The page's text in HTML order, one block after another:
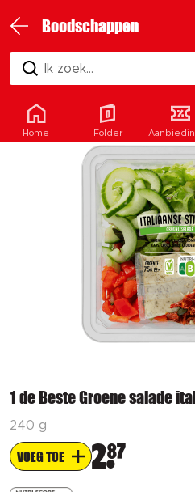
Boodschappen
Ik zoek...
1 de Beste Groene salade
240 g
VOEG TOE 287
Home Folder